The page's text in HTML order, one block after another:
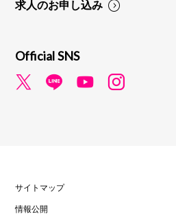
求人のお申し込み
Official SNS
サイトマップ
情報公開